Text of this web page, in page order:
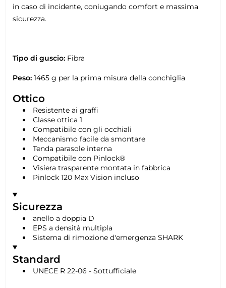
in caso di incidente, coniugando comfort e massima
sicurezza.
Tipo di guscio:Fibra
Peso:1465 g per la prima misura della conchiglia
Ottico
Resistente ai graffi
Classe ottica 1
Compatibile con gli occhiali
Meccanismo facile da smontare
Tenda parasole interna
Compatibile con Pinlock®
Visiera trasparente montata in fabbrica
Pinlock 120 Max Vision incluso
Sicurezza
anello a doppia D
EPS a densità multipla
Sistema di rimozione d'emergenza SHARK
Standard
UNECE R 22-06 - Sottufficiale